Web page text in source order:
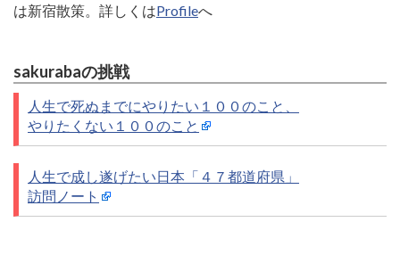
は新宿散策。詳しくはProfileへ
sakurabaの挑戦
人生で死ぬまでにやりたい１００のこと、
やりたくない１００のこと
人生で成し遂げたい日本「４７都道府県」
訪問ノート